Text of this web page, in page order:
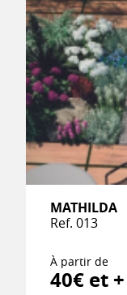
MATHILDA
Ref. 013
À partir de
40€ et +